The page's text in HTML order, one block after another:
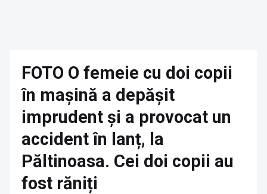
FOTO O femeie cu doi copii
în mașină a depășit
imprudent și a provocat un
accident în lanț, la
Păltinoasa. Cei doi copii au
fost răniți